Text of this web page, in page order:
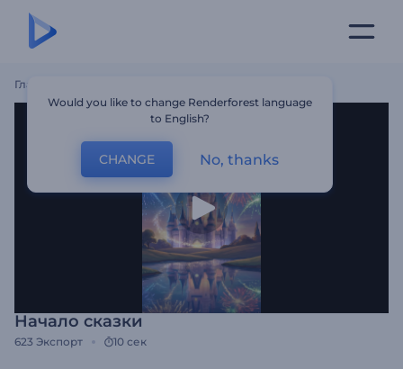
Главная
Начало сказки
623 Экспорт 10 сек
Would you like to change Renderforest language
to English?
CHANGE No, thanks